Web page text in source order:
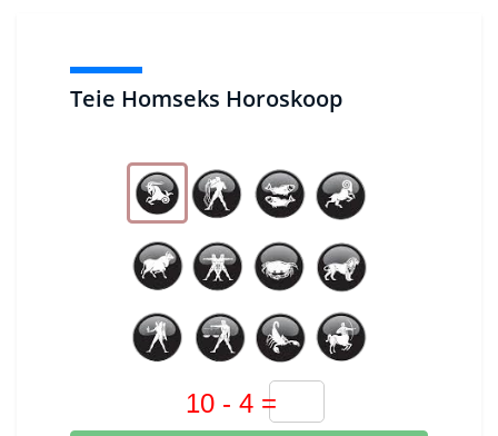
Teie Homseks Horoskoop